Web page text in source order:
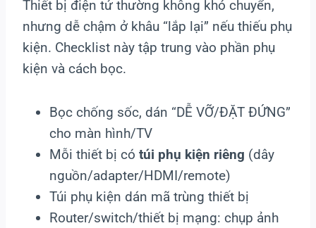
Thiết bị điện tử thường không khó chuyển,
nhưng dễ chậm ở khâu “lắp lại” nếu thiếu phụ
kiện. Checklist này tập trung vào phần phụ
kiện và cách bọc.
Bọc chống sốc, dán “DỄ VỠ/ĐẶT ĐỨNG”
cho màn hình/TV
Mỗi thiết bị có túi phụ kiện riêng (dây
nguồn/adapter/HDMI/remote)
Túi phụ kiện dán mã trùng thiết bị
Router/switch/thiết bị mạng: chụp ảnh